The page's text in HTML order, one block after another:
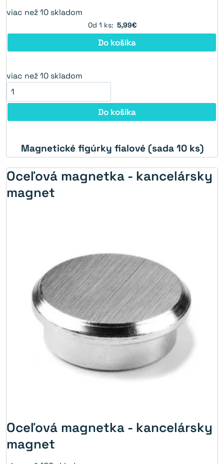
viac než 10 skladom
Od 1 ks: 5,99€
Do košíka
viac než 10 skladom
Do košíka
Magnetické figúrky fialové (sada 10 ks)
Oceľová magnetka - kancelársky
magnet
Oceľová magnetka - kancelársky
magnet